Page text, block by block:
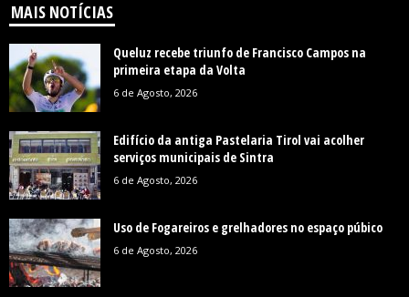
MAIS NOTÍCIAS
Queluz recebe triunfo de Francisco Campos na
primeira etapa da Volta
6 de Agosto, 2026
Edifício da antiga Pastelaria Tirol vai acolher
serviços municipais de Sintra
6 de Agosto, 2026
Uso de Fogareiros e grelhadores no espaço púbico
6 de Agosto, 2026